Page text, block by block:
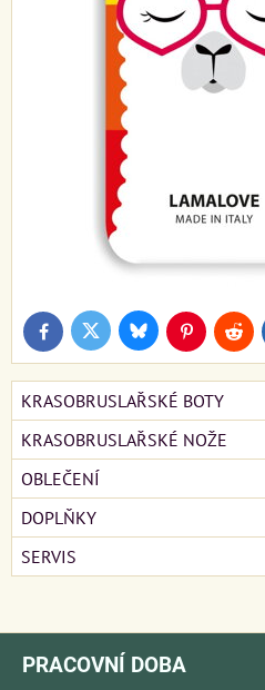
FacebookTwitter BlueskyPinterestReddit
KRASOBRUSLAŘSKÉ BOTY
KRASOBRUSLAŘSKÉ NOŽE
OBLEČENÍ
DOPLŇKY
SERVIS
PRACOVNÍ DOBA